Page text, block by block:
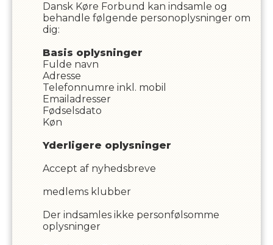
Dansk Køre Forbund kan indsamle og
behandle følgende personoplysninger om
dig:
Basis oplysninger
Fulde navn
Adresse
Telefonnumre inkl. mobil
Emailadresser
Fødselsdato
Køn
Yderligere oplysninger
Accept af nyhedsbreve
medlems klubber
Der indsamles ikke personfølsomme
oplysninger